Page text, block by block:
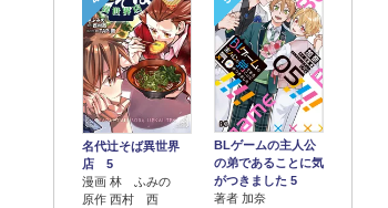
名代辻そば異世界
店 5
漫画 林 ふみの
原作 西村 西
BLゲームの主人公
の弟であることに気
がつきました 5
著者 加奈